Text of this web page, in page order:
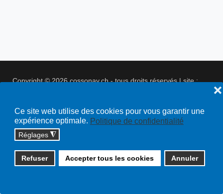
Ce site web utilise des cookies pour vous garantir une
expérience optimale. Politique de confidentialité
Réglages ◮
Refuser Accepter tous les cookies Annuler
❌
Copyright © 2026 cossonay.ch - tous droits réservés | site :
Plan du site